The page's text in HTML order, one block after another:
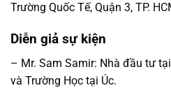
Trường Quốc Tế, Quận 3, TP.
Diễn giả sự kiện
– Mr. Sam Samir: Nhà đầu tư
và Trường Học tại Úc.